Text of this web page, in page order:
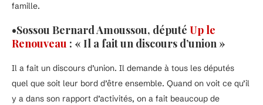
famille.
•Sossou Bernard Amoussou, député Up le
Renouveau : « Il a fait un discours d’union »
Il a fait un discours d’union. Il demande à tous les députés
quel que soit leur bord d’être ensemble. Quand on voit ce qu’il
y a dans son rapport d’activités, on a fait beaucoup de